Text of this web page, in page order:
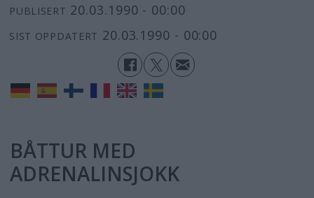
PUBLISERT 20.03.1990 - 00:00
SIST OPPDATERT 20.03.1990 - 00:00
BÅTTUR MED
ADRENALINSJOKK